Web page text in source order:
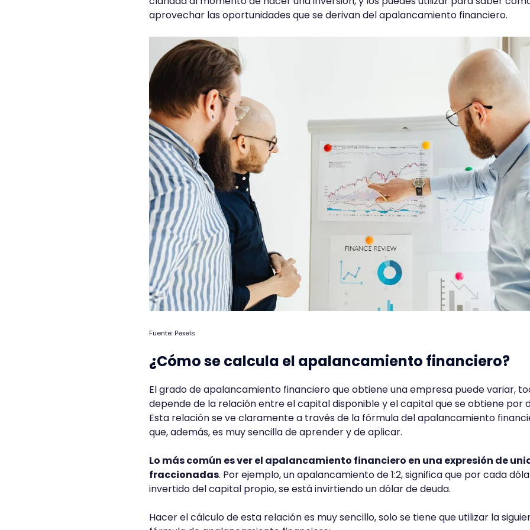
aprovechar las oportunidades que se derivan del apalancamiento financiero.
Fuente: Pexels
¿Cómo se calcula el apalancamiento financiero?
El grado de apalancamiento financiero que obtiene una empresa puede variar,
depende de la relación entre el capital disponible y el capital que se obtiene por
Esta relación se ve claramente a través de la fórmula del apalancamiento
que, además, es muy sencilla de aprender y de aplicar.
Lo más común es ver el apalancamiento financiero en una expresión de
fraccionadas. Por ejemplo, un apalancamiento de 1:2, significa que por cada
invertido del capital propio, se está invirtiendo un dólar de deuda.
Hacer el cálculo de esta relación es muy sencillo, solo se tiene que utilizar la